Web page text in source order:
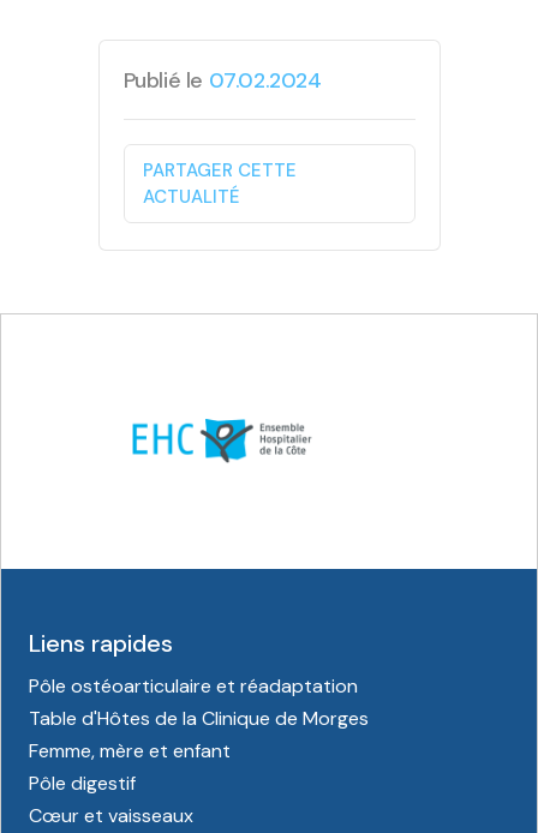
Publié le 07.02.2024
PARTAGER CETTE
ACTUALITÉ
Liens rapides
Pôle ostéoarticulaire et réadaptation
Table d'Hôtes de la Clinique de Morges
Femme, mère et enfant
Pôle digestif
Cœur et vaisseaux